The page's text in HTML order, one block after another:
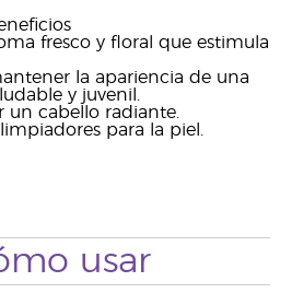
fresco y floral que estimula
la apariencia de una
y juvenil.
un cabello radiante.
para la piel.
usar